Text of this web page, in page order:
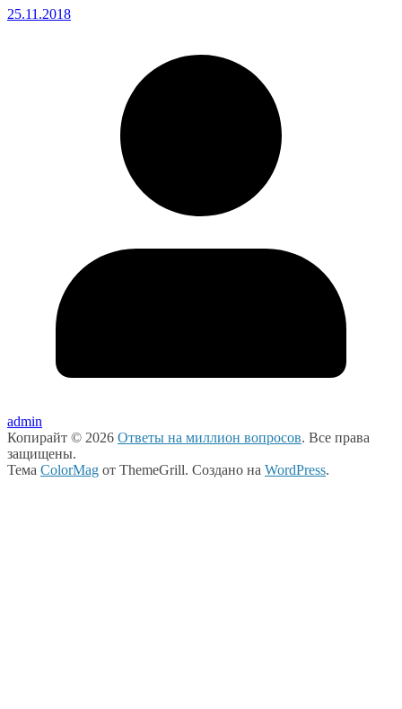
25.11.2018
admin
Копирайт © 2026 Ответы на миллион вопросов. Все права
защищены.
Тема ColorMag от ThemeGrill. Создано на WordPress.